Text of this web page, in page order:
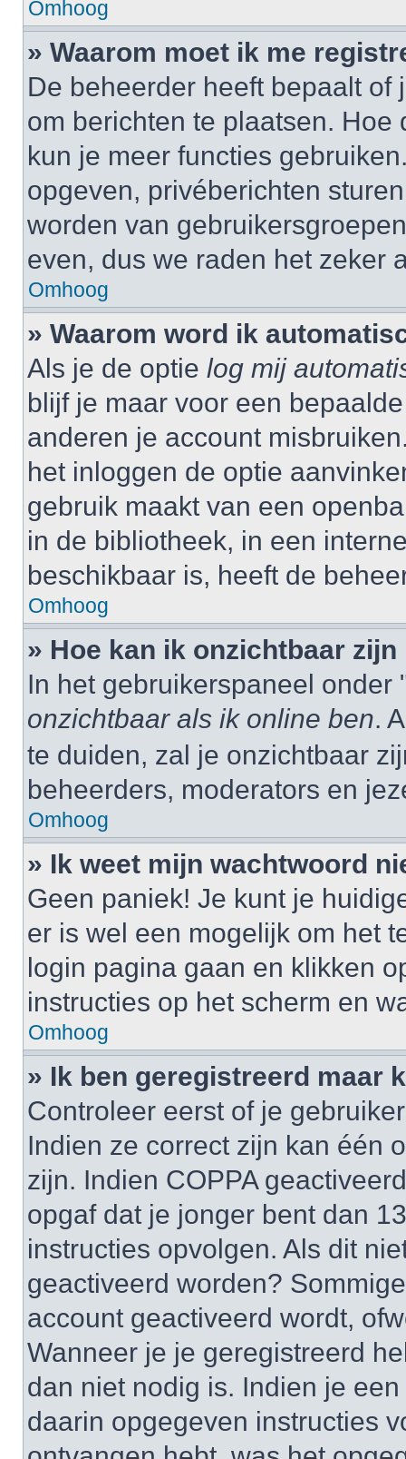
Omhoog
» Waarom moet ik me
De beheerder heeft bepaalt
om berichten te plaatsen.
kun je meer functies
opgeven, privéberichten
worden van
even, dus we raden het zeker
Omhoog
» Waarom word ik
Als je de optie log mij
blijf je maar voor een
anderen je account
het inloggen de optie
gebruik maakt van een
in de bibliotheek, in een
beschikbaar is, heeft de
Omhoog
» Hoe kan ik onzichtbaar
In het gebruikerspaneel
onzichtbaar als ik online ben.
te duiden, zal je onzichtbaar
beheerders, moderators en
Omhoog
» Ik weet mijn wachtwoord
Geen paniek! Je kunt je
er is wel een mogelijk om het
login pagina gaan en klikken
instructies op het scherm en
Omhoog
» Ik ben geregistreerd maar
Controleer eerst of je
Indien ze correct zijn kan één
zijn. Indien COPPA
opgaf dat je jonger bent dan
instructies opvolgen. Als dit
geactiveerd worden?
account geactiveerd wordt,
Wanneer je je geregistreerd
dan niet nodig is. Indien je
daarin opgegeven instructies